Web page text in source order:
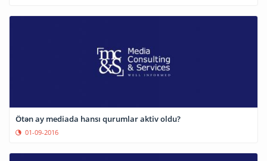
Ötən ay mediada hansı qurumlar aktiv oldu?
01-09-2016